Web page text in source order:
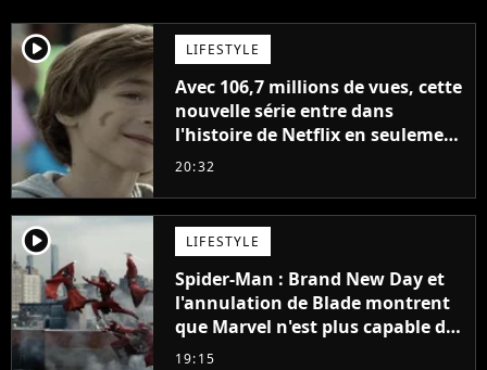
player2 LIFESTYLE
Avec 106,7 millions de vues, cette
nouvelle série entre dans
l'histoire de Netflix en seulement
48 jours
20:32
player2 LIFESTYLE
Spider-Man : Brand New Day et
l'annulation de Blade montrent
que Marvel n'est plus capable de
faire quoi que ce soit de simple
19:15